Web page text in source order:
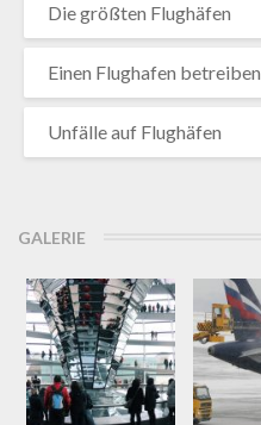
Die größten Flughäfen
Einen Flughafen betreiben
Unfälle auf Flughäfen
GALERIE